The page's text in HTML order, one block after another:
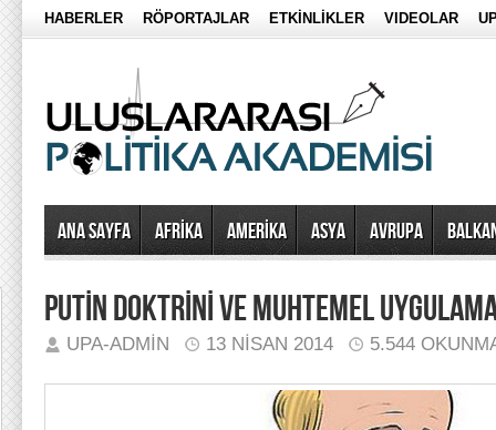
HABERLER RÖPORTAJLAR ETKİNLİKLER VIDEOLAR
Ana Sayfa AFRİKA AMERİKA ASYA AVRUPA
PUTİN DOKTRİNİ VE MUHTEMEL
UPA-ADMIN 13 NISAN 2014 5.544